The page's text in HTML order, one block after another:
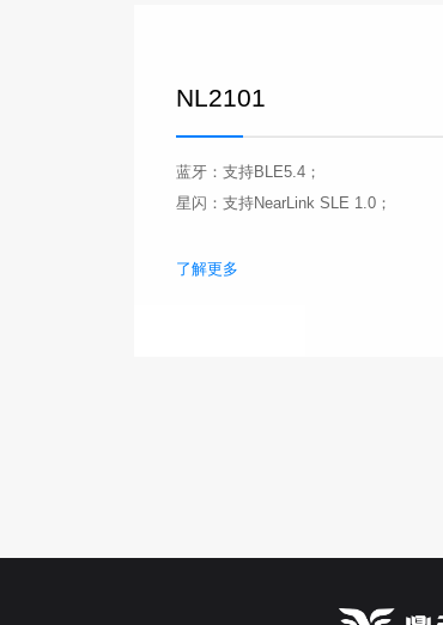
NL2101
蓝牙：支持BLE5.4；
星闪：支持NearLink SLE 1.0；
了解更多